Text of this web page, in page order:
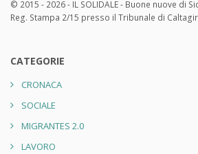
© 2015 - 2026 - IL SOLIDALE - Buone nuove di
Reg. Stampa 2/15 presso il Tribunale di
CATEGORIE
CRONACA
SOCIALE
MIGRANTES 2.0
LAVORO